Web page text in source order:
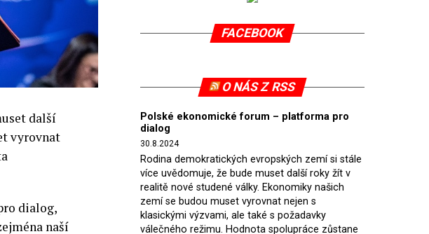
další
vyrovnat
dialog,
naší
FACEBOOK
O NÁS Z RSS
Polské ekonomické forum – platforma pro
dialog
30.8.2024
Rodina demokratických evropských zemí si stále
více uvědomuje, že bude muset další roky žít v
realitě nové studené války. Ekonomiky našich
zemí se budou muset vyrovnat nejen s
klasickými výzvami, ale také s požadavky
válečného režimu. Hodnota spolupráce zůstane